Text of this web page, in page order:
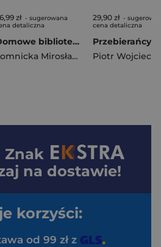
zł - sugerowana
detaliczna
Domowe biblioteki. Reportaże o prywatnych... T.2
Łomnicka Mirosława
29,90 zł -
cena detaliczna
Znak
na dostawie!
korzyści:
od 99 zł z